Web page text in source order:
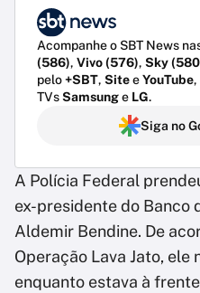
Acompanhe o SBT News
(586), Vivo (576), Sky
pelo+SBT, SiteeYouTube,
TVsSamsunge LG.
Siga no
A Polícia Federal
ex-presidente do Banco
Aldemir Bendine. De
Operação Lava Jato, ele
enquanto estava à